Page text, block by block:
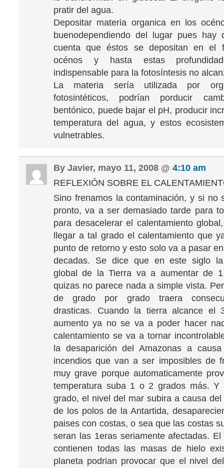
pratir del agua.
Depositar materia organica en los
buenodependiendo del lugar pues hay
cuenta que éstos se depositan en el
océnos y hasta estas
indispensable para la fotosíntesis no
La materia sería utilizada por
fotosintéticos, podrían porducir
bentónico, puede bajar el pH, producir
temperatura del agua, y estos
vulnetrables.
By Javier, mayo 11, 2008 @ 4:10 am
REFLEXIÓN SOBRE EL
Sino frenamos la contaminación, y si no
pronto, va a ser demasiado tarde para
para desacelerar el calentamiento
llegar a tal grado el calentamiento que
punto de retorno y esto solo va a pasar
decadas. Se dice que en este siglo la
global de la Tierra va a aumentar de
quizas no parece nada a simple vista.
de grado por grado traera
drasticas. Cuando la tierra alcance el
aumento ya no se va a poder hacer
calentamiento se va a tornar
la desaparición del Amazonas a
incendios que van a ser imposibles de
muy grave porque automaticamente
temperatura suba 1 o 2 grados más. Y
grado, el nivel del mar subira a causa del
de los polos de la Antartida,
paises con costas, o sea que las costas
seran las 1eras seriamente afectadas.
contienen todas las masas de hielo
planeta podrian provocar que el nivel